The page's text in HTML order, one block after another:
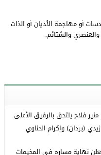
أو مهاجمة الأديان أو الذات
والشتائم.
منير فلاح يلتحق بالرفيق الأعلى
(بردان) وإكرام الحناوي
نهاية مساره في المخيمات